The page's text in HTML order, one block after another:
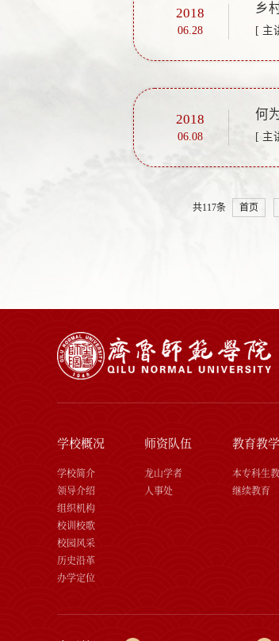
2018
06.28
乡
[ 主
2018
06.08
何
[ 主
共117条 首页
学校概况
学校简介
领导介绍
组织机构
校训校歌
校园风采
历史沿革
办学定位
师资队伍
龙山学者
人事处
教育教学
本专科生
继续教育